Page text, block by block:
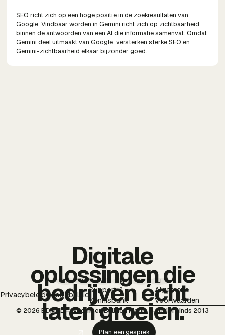
SEO richt zich op een hoge positie in de zoekresultaten van
Google. Vindbaar worden in Gemini richt zich op zichtbaarheid
binnen de antwoorden van een AI die informatie samenvat. Omdat
Gemini deel uitmaakt van Google, versterken sterke SEO en
Gemini-zichtbaarheid elkaar bijzonder goed.
TT IG YT PI FB LI
PrivacybeleidCookiebeleid
Support &
Kennisbank
Algemene
Voorwaarden
© 2026 BDMNL — voorheen Bulldog Media — actief sinds 2013
Digitale
oplossingen die
bedrijven écht
laten groeien.
Plan een gesprek